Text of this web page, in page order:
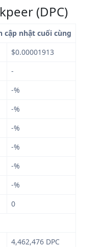
(DPC)
cập nhật cuối cùng
$0.00001913
-
-%
-%
-%
-%
-%
-%
0
4,462,476 DPC